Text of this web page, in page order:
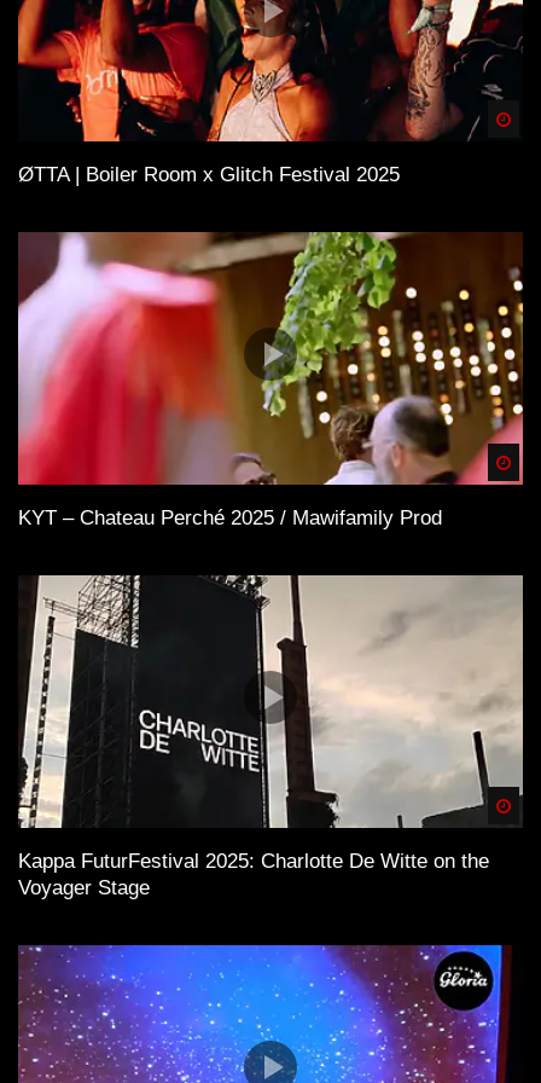
ØTTA | Boiler Room x Glitch Festival 2025
KYT – Chateau Perché 2025 / Mawifamily Prod
Kappa FuturFestival 2025: Charlotte De Witte on the
Voyager Stage